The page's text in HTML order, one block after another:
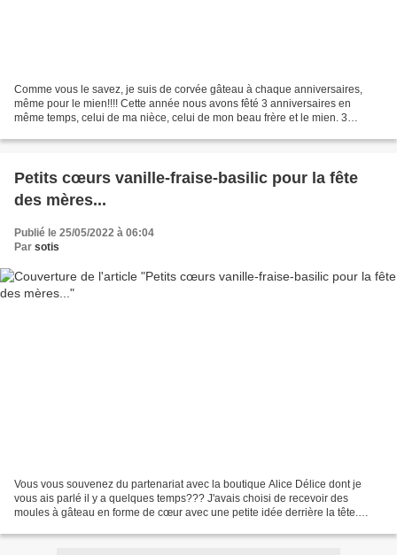
Comme vous le savez, je suis de corvée gâteau à chaque anniversaires,
même pour le mien!!!! Cette année nous avons fêté 3 anniversaires en
même temps, celui de ma nièce, celui de mon beau frère et le mien. 3
Petits cœurs vanille-fraise-basilic pour la fête
des mères...
Publié le 25/05/2022 à 06:04
Par sotis
Vous vous souvenez du partenariat avec la boutique Alice Délice dont je
vous ais parlé il y a quelques temps??? J'avais choisi de recevoir des
moules à gâteau en forme de cœur avec une petite idée derrière la tête.